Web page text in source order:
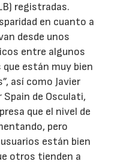
registradas.
en cuanto a
desde unos
entre algunos
están muy bien
así como Javier
Spain de Osculati,
que el nivel de
pero
están bien
otros tienden a